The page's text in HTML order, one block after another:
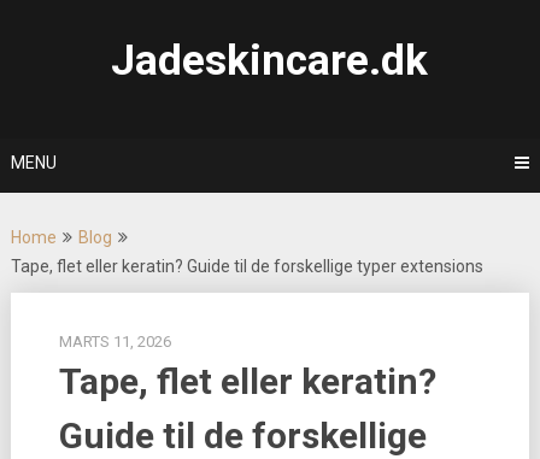
Jadeskincare.dk
MENU
Home
Blog
Tape, flet eller keratin? Guide til de forskellige typer extensions
MARTS 11, 2026
Tape, flet eller keratin?
Guide til de forskellige